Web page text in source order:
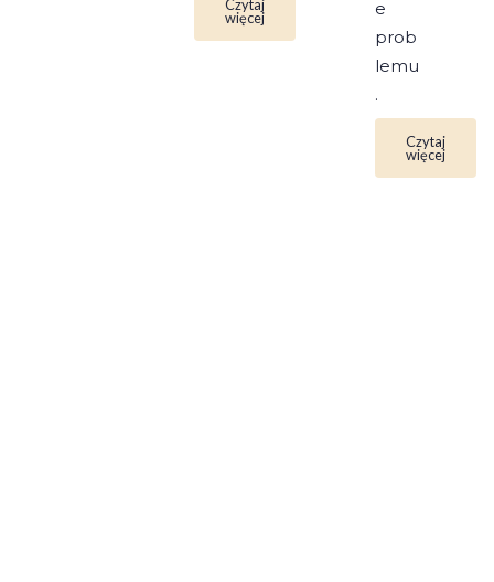
Czytaj
więcej
e
prob
lemu
.
Czytaj
więcej